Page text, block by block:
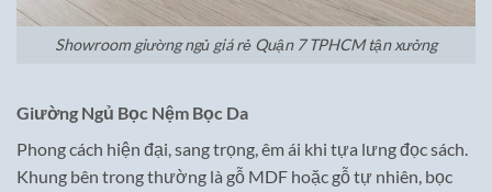
Showroom giường ngủ giá rẻ Quận 7 TPHCM tận xưởng
Giường Ngủ Bọc Nệm Bọc Da
Phong cách hiện đại, sang trọng, êm ái khi tựa lưng đọc sách.
Khung bên trong thường là gỗ MDF hoặc gỗ tự nhiên, bọc